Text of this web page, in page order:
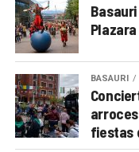
BASAURI
fiestas